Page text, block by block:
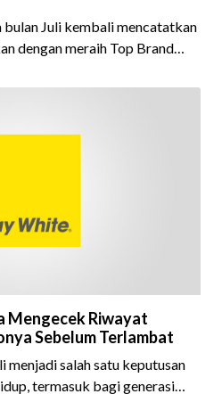
bulan Juli kembali mencatatkan
dengan meraih Top Brand
karena Ray White Indonesia
bukti nyata atas konsistensi,
Mengecek Riwayat
Sebelum Terlambat
salah satu keputusan
termasuk bagi generasi